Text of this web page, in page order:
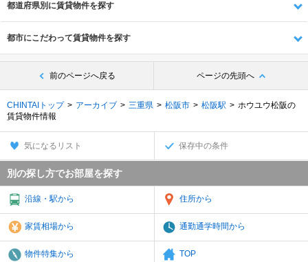
都道府県別に賃貸物件を探す
都市にこだわって賃貸物件を探す
前のページへ戻る ページの先頭へ
CHINTAIトップ アーカイブ 三重県 松阪市 松阪駅
ホウユウ松阪の
賃貸物件情報
気になるリスト 保存中の条件
別の探し方でお部屋を探す
沿線・駅から 住所から
家賃相場から 通勤通学時間から
物件特集から TOP